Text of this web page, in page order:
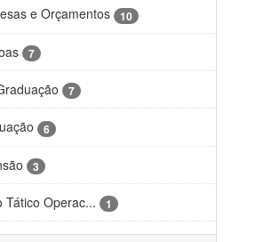
e Orçamentos
10
7
7
6
3
Tático Operac... 1